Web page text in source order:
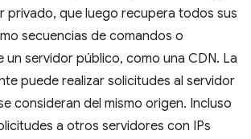
privado, que luego recupera todos sus
secuencias de comandos o
un servidor público, como una CDN. La
puede realizar solicitudes al servidor
consideran del mismo origen. Incluso
a otros servidores con IPs